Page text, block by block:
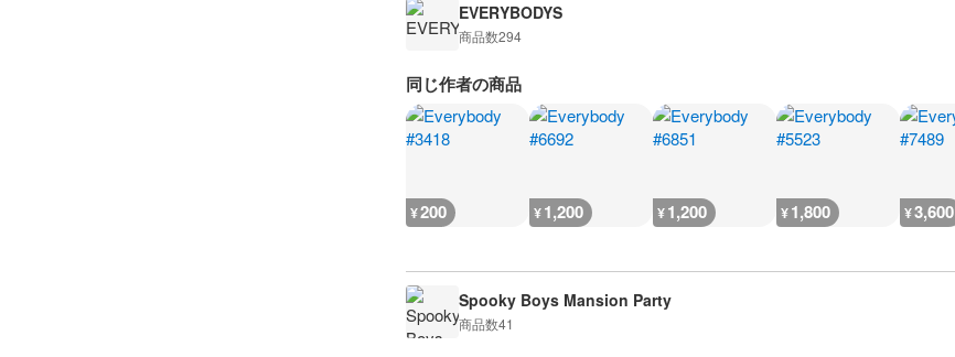
EVERYBODYS
商品数294
同じ作者の商品
¥200 ¥1,200 ¥1,200 ¥1,800 ¥3,600
Spooky Boys Mansion Party
商品数41